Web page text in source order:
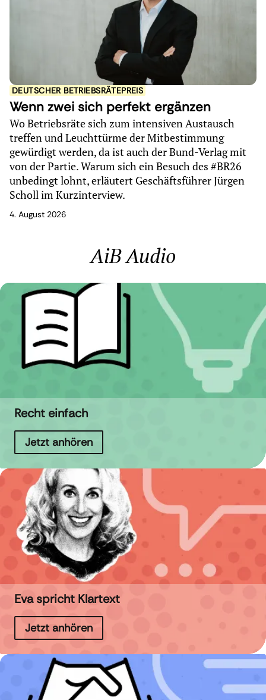
DEUTSCHER BETRIEBSRÄTEPREIS
Wenn zwei sich perfekt ergänzen
Wo Betriebsräte sich zum intensiven Austausch
treffen und Leuchttürme der Mitbestimmung
gewürdigt werden, da ist auch der Bund-Verlag mit
von der Partie. Warum sich ein Besuch des #BR26
unbedingt lohnt, erläutert Geschäftsführer Jürgen
Scholl im Kurzinterview.
4. August 2026
AiB Audio
Recht einfach
Jetzt anhören
Eva spricht Klartext
Jetzt anhören